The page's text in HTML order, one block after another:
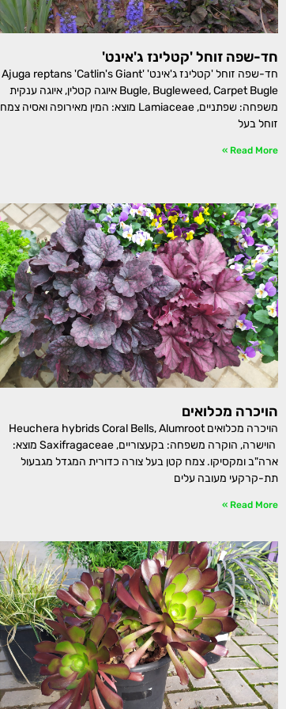
חד-שפה זוחל 'קטלינז ג'אינט'
חד-שפה זוחל 'קטלינז ג'אינט' Ajuga reptans 'Catlin's Giant'
Bugle, Bugleweed, Carpet Bugle איוגה קטלין, איוגה ענקית
משפחה: שפתניים, Lamiaceae מוצא: המין מאירופה ואסיה צמח
זוחל בעל
Read More »
הויכרה מכלואים
הוישרה, הוקרה משפחה: בקעצוריים, Saxifragaceae מוצא:
ארה"ב ומקסיקו. צמח קטן בעל צורה כדורית המגדל מגבעול
תת-קרקעי מעובה עלים
Read More »